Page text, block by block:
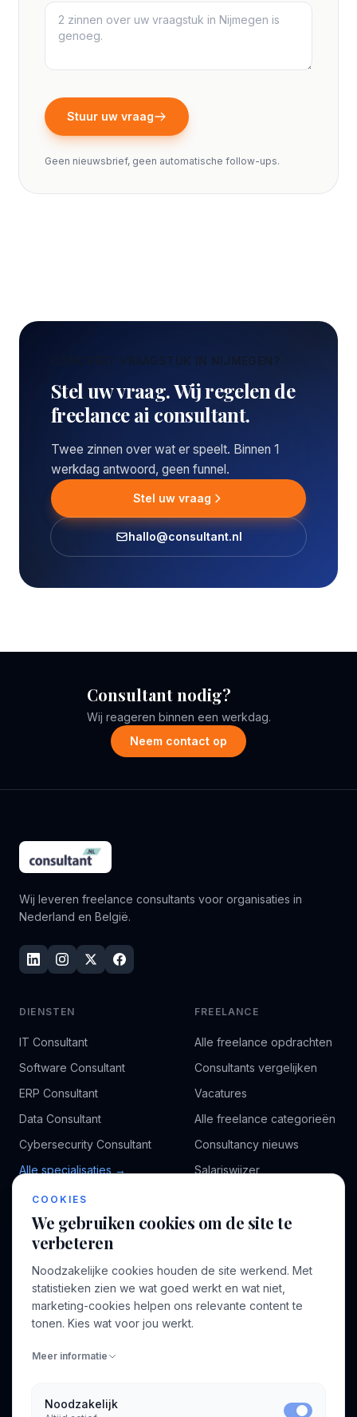
Stuur uw vraag
Geen nieuwsbrief, geen automatische follow-ups.
CONCREET VRAAGSTUK IN NIJMEGEN?
Stel uw vraag. Wij regelen de
freelance ai consultant.
Twee zinnen over wat er speelt. Binnen 1
werkdag antwoord, geen funnel.
Stel uw vraag
hallo@consultant.nl
Consultant nodig?
Wij reageren binnen een werkdag.
Neem contact op
Wij leveren freelance consultants voor organisaties in
Nederland en België.
DIENSTEN
IT Consultant
Software Consultant
ERP Consultant
Data Consultant
Cybersecurity Consultant
Alle specialisaties →
FREELANCE
Alle freelance opdrachten
Consultants vergelijken
Vacatures
Alle freelance categorieën
Consultancy nieuws
Salariswijzer
BEDRIJF
Over ons
Voor opdrachtgevers
Profiel aanmaken
COOKIES
We gebruiken cookies om de site te
verbeteren
Noodzakelijke cookies houden de site werkend. Met
statistieken zien we wat goed werkt en wat niet,
marketing-cookies helpen ons relevante content te
tonen. Kies wat voor jou werkt.
Meer informatie
Noodzakelijk